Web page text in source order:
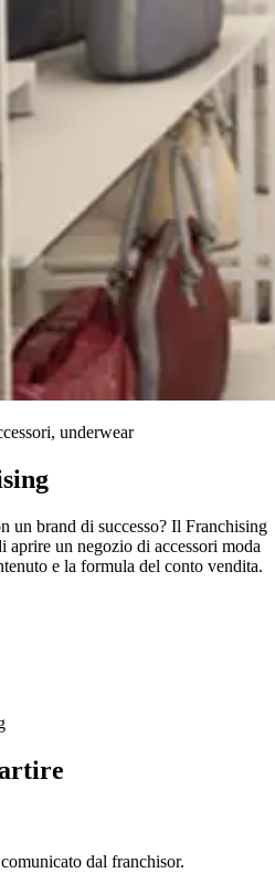
underwear
un brand di successo? Il Franchising
un negozio di accessori moda
e la formula del conto vendita.
dal franchisor.